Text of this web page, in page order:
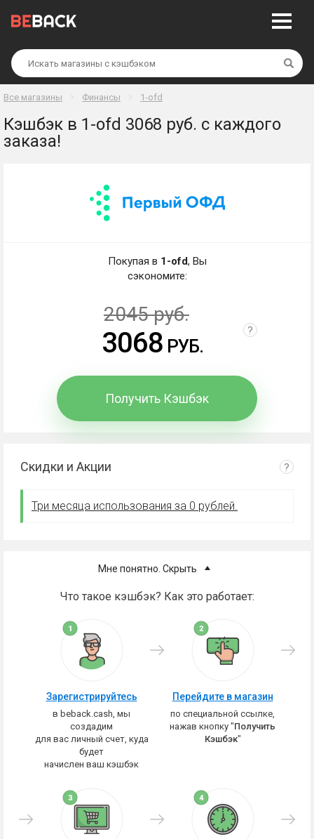
Все магазины Финансы 1-ofd
Кэшбэк в 1-ofd 3068 руб. с каждого
заказа!
Мне понятно. Скрыть
Что такое кэшбэк? Как это работает:
Зарегистрируйтесь
в beback.cash, мы
создадим
для вас личный счет, куда
будет
начислен ваш кэшбэк
Перейдите в магазин
по специальной ссылке,
нажав кнопку "Получить
Кэшбэк"
Покупая в 1-ofd, Вы
сэкономите:
2045 руб.
3068 РУБ.
?
Получить Кэшбэк
Скидки и Акции ?
Три месяца использования за 0 рублей.